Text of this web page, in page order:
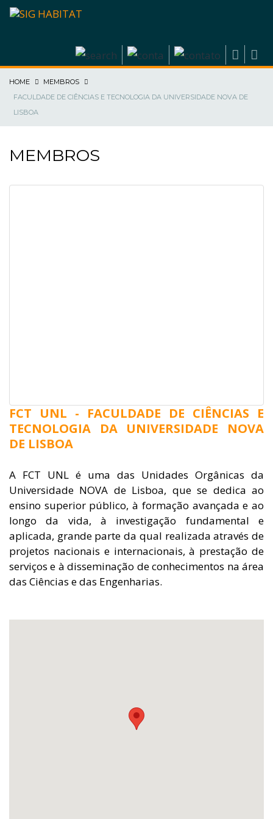
HOME
MEMBROS
FACULDADE DE CIÊNCIAS E TECNOLOGIA DA UNIVERSIDADE NOVA DE
LISBOA
MEMBROS
FCT UNL - FACULDADE DE CIÊNCIAS E
TECNOLOGIA DA UNIVERSIDADE NOVA
DE LISBOA
A FCT UNL é uma das Unidades Orgânicas da
Universidade NOVA de Lisboa, que se dedica ao
ensino superior público, à formação avançada e ao
longo da vida, à investigação fundamental e
aplicada, grande parte da qual realizada através de
projetos nacionais e internacionais, à prestação de
serviços e à disseminação de conhecimentos na área
das Ciências e das Engenharias.